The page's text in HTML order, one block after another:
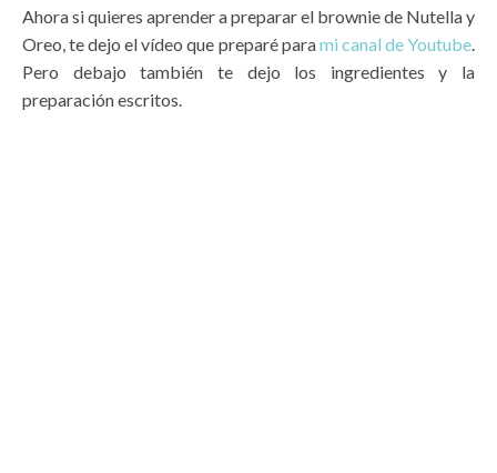
Ahora si quieres aprender a preparar el brownie de Nutella y
Oreo, te dejo el vídeo que preparé parami canal de Youtube.
Pero debajo también te dejo los ingredientes y la
preparación escritos.